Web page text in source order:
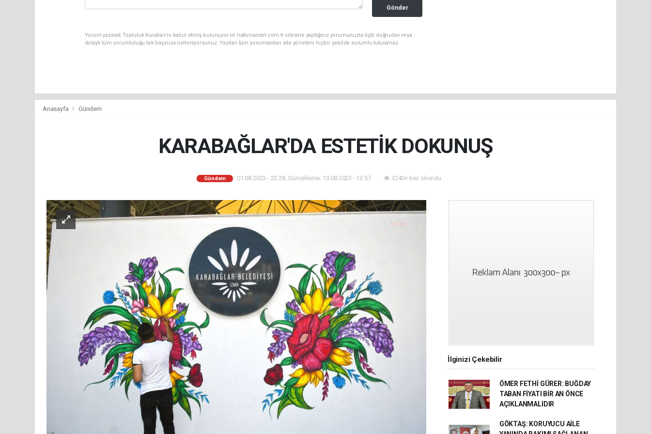
Gönder
Yorum yazarak Topluluk Kuralları’nı kabul etmiş bulunuyor ve halkmanset.com.tr sitesine yaptığınız yorumunuzla ilgili doğrudan veya
dolaylı tüm sorumluluğu tek başınıza üstleniyorsunuz. Yazılan tüm yorumlardan site yönetimi hiçbir şekilde sorumlu tutulamaz.
Anasayfa Gündem
KARABAĞLAR'DA ESTETİK DOKUNUŞ
Gündem 01.08.2023 - 23:28, Güncelleme: 13.08.2023 - 13:57 3240+ kez okundu.
İlginizi Çekebilir
ÖMER FETHİ GÜRER: BUĞDAY
TABAN FİYATI BİR AN ÖNCE
AÇIKLANMALIDIR
GÖKTAŞ: KORUYUCU AİLE